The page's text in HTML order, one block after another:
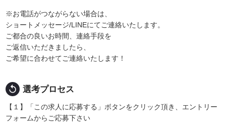
※お電話がつながらない場合は、
ショートメッセージ/LINEにてご連絡いたします。
ご都合の良いお時間、連絡手段を
ご返信いただきましたら、
ご希望に合わせてご連絡いたします！
replay 選考プロセス
【１】「この求人に応募する」ボタンをクリック頂き、エントリー
フォームからご応募下さい